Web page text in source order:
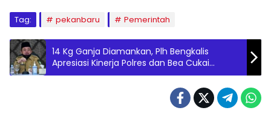
Tag: pekanbaru Pemerintah
14 Kg Ganja Diamankan, Plh Bengkalis
Apresiasi Kinerja Polres dan Bea Cukai
Bengkalis